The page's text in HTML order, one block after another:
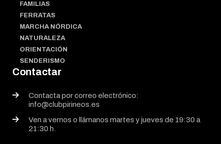
FAMILIAS
FERRATAS
MARCHA NÓRDICA
NATURALEZA
ORIENTACIÓN
SENDERISMO
Contactar
Contacta por correo electrónico:
info@clubpirineos.es
Ven a vernos o llámanos martes y jueves de 19:30 a
21:30 h.